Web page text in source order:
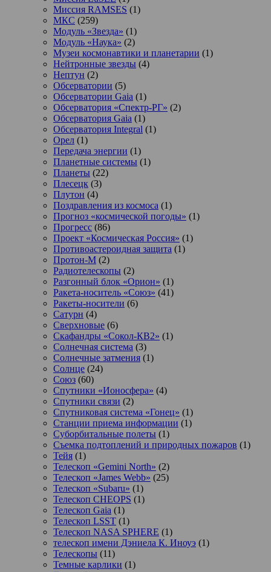
Миссия RAMSES (1)
МКС (259)
Модуль «Звезда» (1)
Модуль «Наука» (2)
Музеи космонавтики и планетарии (1)
Нейтронные звезды (4)
Нептун (2)
Обсерватории (5)
Обсерватории Gaia (1)
Обсерватория «Спектр-РГ» (2)
Обсерватория Gaia (1)
Обсерватория Integral (1)
Орел (1)
Передача энергии (1)
Планетные системы (1)
Планеты (22)
Плесецк (3)
Плутон (4)
Поздравления из космоса (1)
Прогноз «космической погоды» (1)
Прогресс (86)
Проект «Космическая Россия» (1)
Противоастероидная защита (1)
Протон-М (2)
Радиотелескопы (2)
Разгонный блок «Орион» (1)
Ракета-носитель «Союз» (41)
Ракеты-носители (6)
Сатурн (4)
Сверхновые (6)
Скафандры «Сокол-КВ2» (1)
Солнечная система (3)
Солнечные затмения (1)
Солнце (24)
Союз (60)
Спутники «Ионосфера» (4)
Спутники связи (2)
Спутниковая система «Гонец» (1)
Станции приема информации (1)
Суборбитальные полеты (1)
Съемка подтоплений и природных пожаров (1)
Тейя (1)
Телескоп «Gemini North» (2)
Телескоп «James Webb» (25)
Телескоп «Subaru» (1)
Телескоп CHEOPS (1)
Телескоп Gaia (1)
Телескоп LSST (1)
Телескоп NASA SPHERE (1)
телескоп имени Дэниела К. Иноуэ (1)
Телескопы (11)
Темные карлики (1)